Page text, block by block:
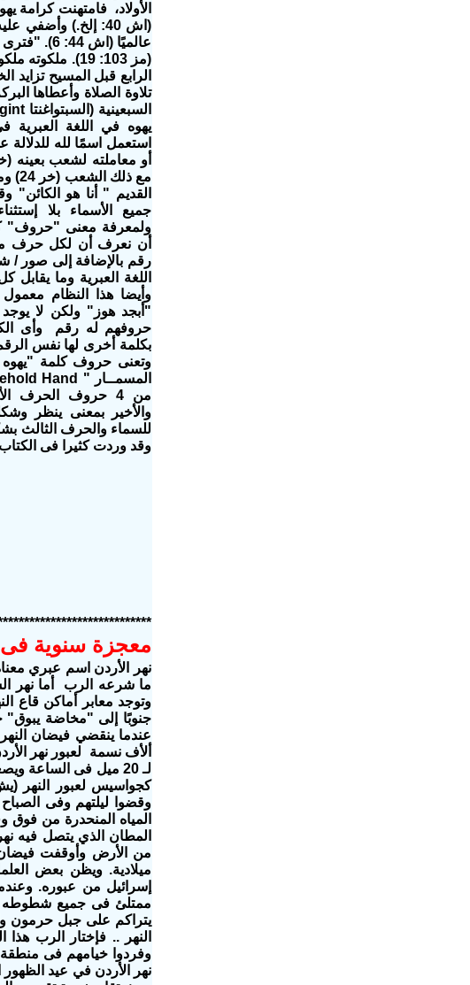
الأولاد، فامتهنت كرامة
(اش 40: إلخ.)
الرابع قبل المسيح
تلاوة الصلاة وأعطاها
يهوه في اللغة العبرية
مع
القديم " أنا هو
جميع الأسماء بلا
ولمعرفة معنى "حروف"
أن نعرف أن لكل حرف من
رقم بالإضافة إلى صور /
اللغة العبرية وما
وأيضا هذا النظام معمول
"أبجد هوز" ولكن لا
حروفهم له رقم وأى
بكلمة أخرى لها نفس
من 4 حروف الحرف
والأخير بمعنى ينظر
للسماء والحرف الثالث
وقد وردت كثيرا فى
معجزة سنوية فى
نهر الأردن اسم عبري
ما شرعه الرب أما نهر
وتوجد معابر أماكن قاع
ألأف نسمة لعبور نهر
لـ 20 ميل فى الساعة
المياه المنحدرة من
المطان الذي يتصل فيه
ميلادية. ويظن بعض
إسرائيل من عبوره.
يتراكم على جبل حرمون
النهر .. فإختار الرب
وفردوا خيامهم فى
نهر الأردن في عيد